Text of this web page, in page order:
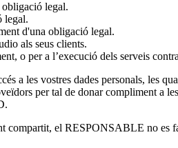
legal.
legal.
d'una obligació legal.
als seus clients.
o per a l’execució dels serveis
a les vostres dades personals, les
per tal de donar compliment a
compartit, el RESPONSABLE no